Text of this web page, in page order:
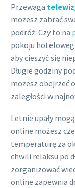
Przewaga
możesz zabrać
podróż. Czy to na
pokoju
aby cieszyć się
Długie godziny
możesz obejrzeć
zaległości w
Letnie upały
online możesz
temperaturę za
chwili relaksu po
zorganizować
online zapewnia